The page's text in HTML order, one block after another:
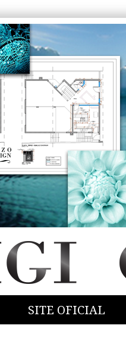
SITE OFICIAL